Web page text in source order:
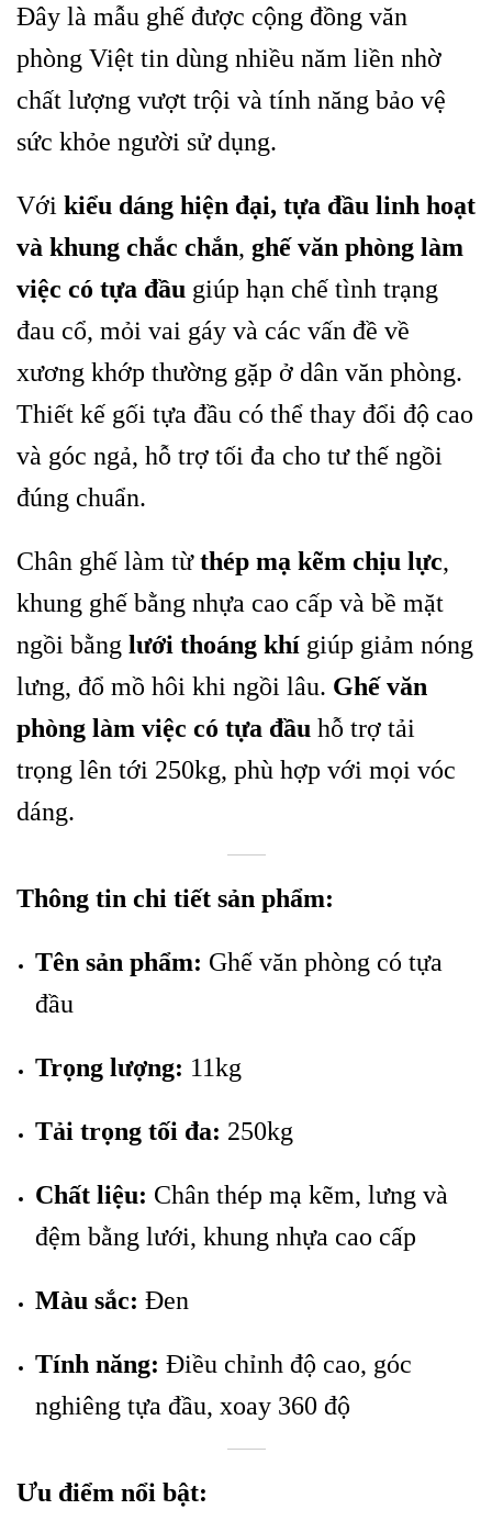
Đây là mẫu ghế được cộng đồng văn
phòng Việt tin dùng nhiều năm liền nhờ
chất lượng vượt trội và tính năng bảo vệ
sức khỏe người sử dụng.
Với kiểu dáng hiện đại, tựa đầu linh hoạt
và khung chắc chắn, ghế văn phòng làm
việc có tựa đầu giúp hạn chế tình trạng
đau cổ, mỏi vai gáy và các vấn đề về
xương khớp thường gặp ở dân văn phòng.
Thiết kế gối tựa đầu có thể thay đổi độ cao
và góc ngả, hỗ trợ tối đa cho tư thế ngồi
đúng chuẩn.
Chân ghế làm từthép mạ kẽm chịu lực,
khung ghế bằng nhựa cao cấp và bề mặt
ngồi bằng lưới thoáng khí giúp giảm nóng
lưng, đổ mồ hôi khi ngồi lâu. Ghế văn
phòng làm việc có tựa đầu hỗ trợ tải
trọng lên tới 250kg, phù hợp với mọi vóc
dáng.
Thông tin chi tiết sản phẩm:
Tên sản phẩm: Ghế văn phòng có tựa
đầu
Trọng lượng: 11kg
Tải trọng tối đa: 250kg
Chất liệu: Chân thép mạ kẽm, lưng và
đệm bằng lưới, khung nhựa cao cấp
Màu sắc: Đen
Tính năng: Điều chỉnh độ cao, góc
nghiêng tựa đầu, xoay 360 độ
Ưu điểm nổi bật: